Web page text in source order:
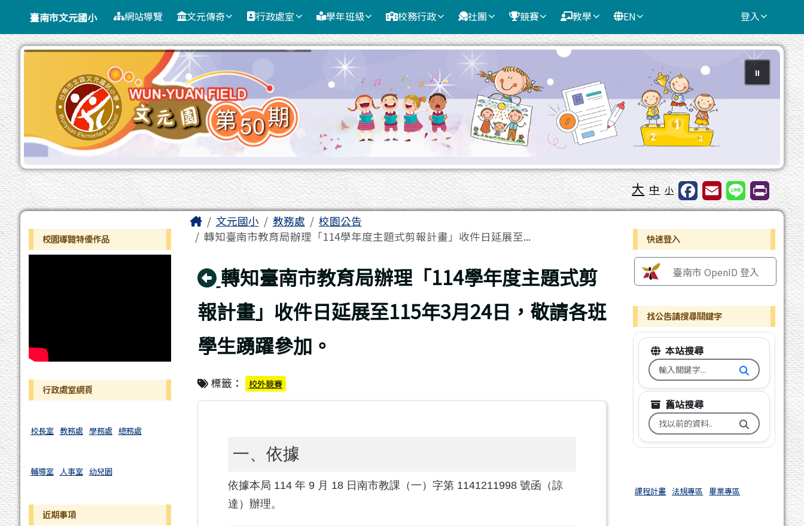
臺南市文元國小
導覽列臺南市文元國小 網站導覽 文元傳奇 行政處室 學年班級 校務行政 社團 競賽 教學 EN 登入
⏸
工具列 大 中 小
左邊區域內容
校園導覽特優作品
行政處室網頁
校長室 教務處 學務處 總務處
輔導室 人事室 幼兒園
近期事項
主內容區域
Home文元國小 教務處
校園公告
轉知臺南市教育局辦理「114學年度主題式剪報計畫」收件日延展至...
回上頁
轉知臺南市教育局辦理「114學年度主題式剪
報計畫」收件日延展至115年3月24日，敬請各班
學生踴躍參加。
標籤： 校外競賽
一、依據
依據本局 114 年 9 月 18 日南市教課（一）字第 1141211998 號函（諒
達）辦理。
右邊區域內容
快速登入
臺南市 OpenID 登入
找公告請搜尋關鍵字
本站搜尋
搜尋台南市文元國小全球資訊網
舊站搜尋
搜尋台南市文元國小舊校網關鍵
課程計畫 法規專區 畢業專區
頁尾區域